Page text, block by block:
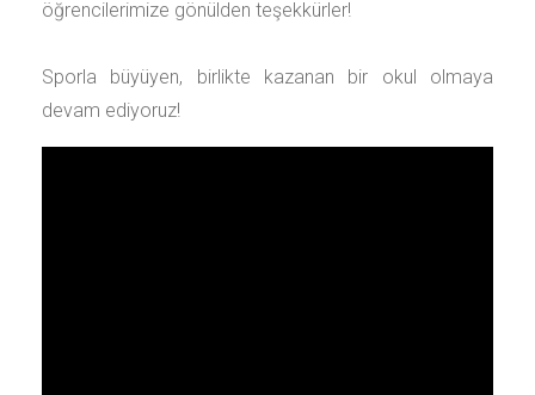
öğrencilerimize gönülden teşekkürler!
Sporla büyüyen, birlikte kazanan bir okul olmaya
devam ediyoruz!